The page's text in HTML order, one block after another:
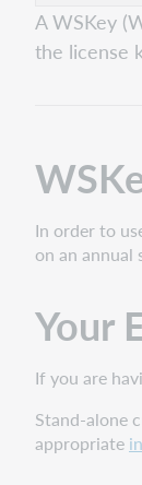
A WSKey
the license
In order to
on an annual
Your
If you are
Stand-alone
appropriate